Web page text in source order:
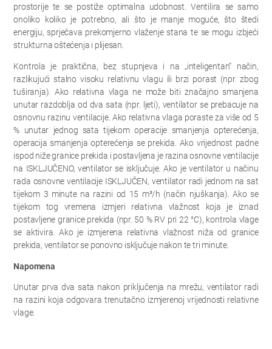
prostorije te se postiže optimalna udobnost. Ventilira se samo
onoliko koliko je potrebno, ali što je manje moguće, što štedi
energiju, sprječava prekomjerno vlaženje stana te se mogu izbjeći
strukturna oštećenja i plijesan.
Kontrola je praktična, bez stupnjeva i na „inteligentan“ način,
razlikujući stalno visoku relativnu vlagu ili brzi porast (npr. zbog
tuširanja). Ako relativna vlaga ne može biti značajno smanjena
unutar razdoblja od dva sata (npr. ljeti), ventilator se prebacuje na
osnovnu razinu ventilacije. Ako relativna vlaga poraste za više od 5
% unutar jednog sata tijekom operacije smanjenja opterećenja,
operacija smanjenja opterećenja se prekida. Ako vrijednost padne
ispod niže granice prekida i postavljena je razina osnovne ventilacije
na ISKLJUČENO, ventilator se isključuje. Ako je ventilator u načinu
rada osnovne ventilacije ISKLJUČEN, ventilator radi jednom na sat
tijekom 3 minute na razini od 15 m³/h (način njuškanja). Ako se
tijekom tog vremena izmjeri relativna vlažnost koja je iznad
postavljene granice prekida (npr. 50 % RV pri 22 °C), kontrola vlage
se aktivira. Ako je izmjerena relativna vlažnost niža od granice
prekida, ventilator se ponovno isključuje nakon te tri minute.
Napomena
Unutar prva dva sata nakon priključenja na mrežu, ventilator radi
na razini koja odgovara trenutačno izmjerenoj vrijednosti relativne
vlage.